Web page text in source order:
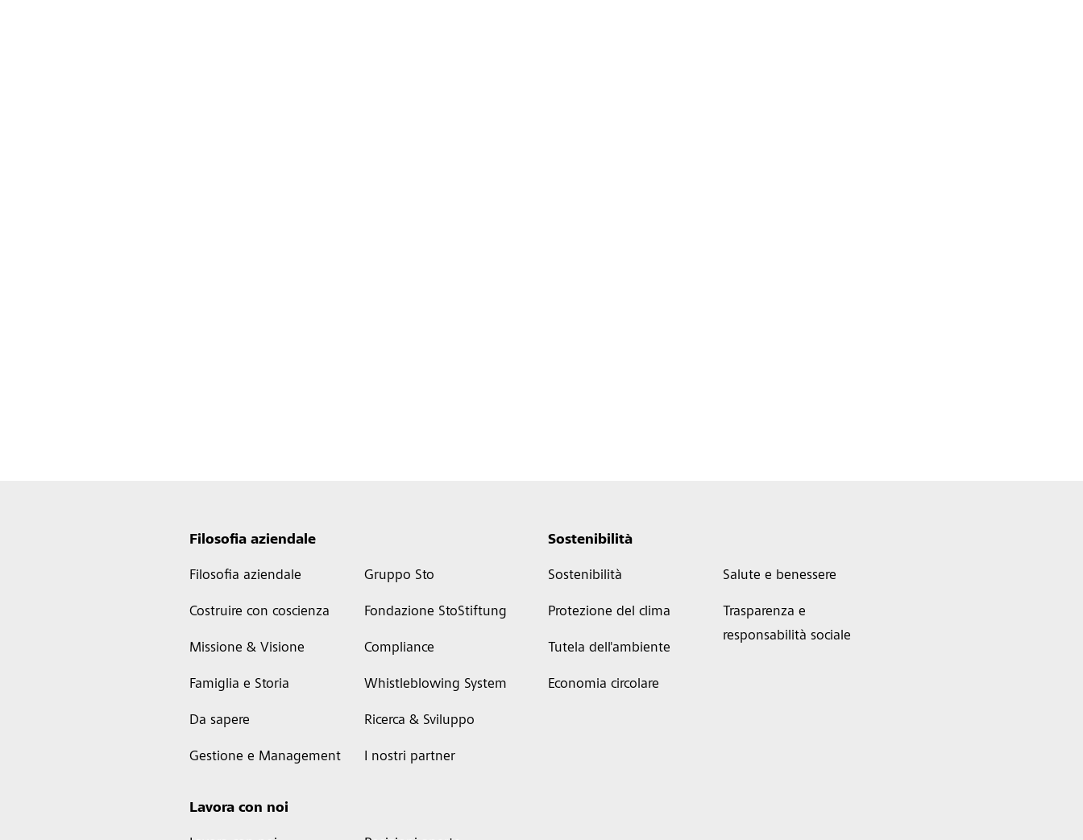
Filosofia aziendale
Filosofia aziendale
Costruire con coscienza
Missione & Visione
Famiglia e Storia
Da sapere
Gestione e Management
Gruppo Sto
Fondazione StoStiftung
Compliance
Whistleblowing System
Ricerca & Sviluppo
I nostri partner
Sostenibilità
Sostenibilità
Protezione del clima
Tutela dell'ambiente
Economia circolare
Salute e benessere
Trasparenza e
responsabilità sociale
Lavora con noi